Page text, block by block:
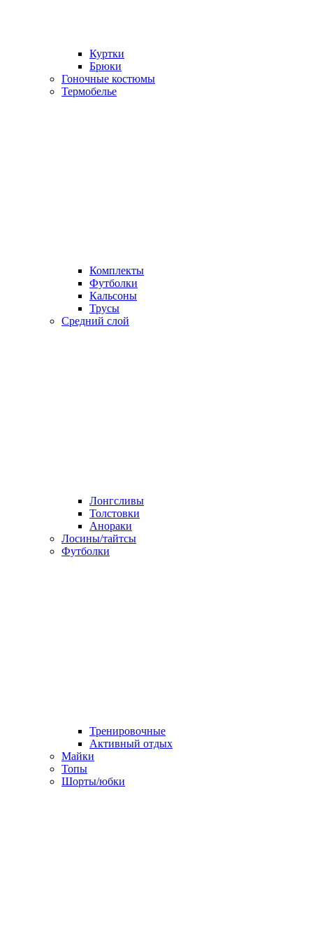
Куртки
Брюки
Гоночные костюмы
Термобелье
Комплекты
Футболки
Кальсоны
Трусы
Средний слой
Лонгсливы
Толстовки
Анораки
Лосины/тайтсы
Футболки
Тренировочные
Активный отдых
Майки
Топы
Шорты/юбки